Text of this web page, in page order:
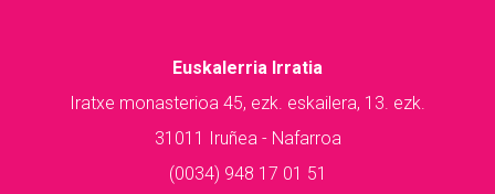
Euskalerria Irratia
Iratxe monasterioa 45, ezk. eskailera, 13. ezk.
31011 Iruñea - Nafarroa
(0034) 948 17 01 51